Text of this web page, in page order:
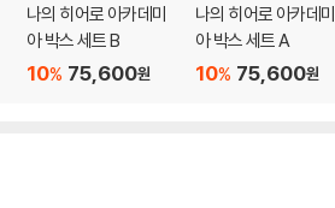
나의 히어로 아카데미
아 박스 세트 B
75,600원
10%
나의 히어로 아카데미
아 박스 세트 A
75,600원
10%